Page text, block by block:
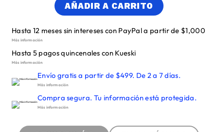
AÑADIR A CARRITO
Hasta 12 meses sin intereses con PayPal a partir de $1,000
Más información
Hasta 5 pagos quincenales con Kueski
Más información
Envío gratis a partir de $499. De 2 a 7 días.
Más información
Compra segura. Tu información está protegida.
Más información